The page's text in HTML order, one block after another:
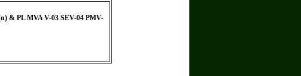
& PL MVA V-03 SEV-04 PMV-